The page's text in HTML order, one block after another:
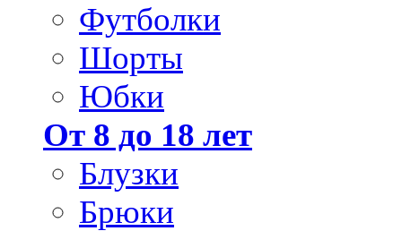
Футболки
Шорты
Юбки
От 8 до 18 лет
Блузки
Брюки